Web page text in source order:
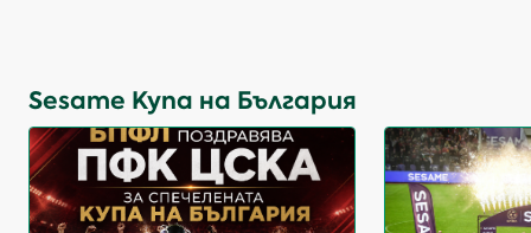
Sesame Купа на България